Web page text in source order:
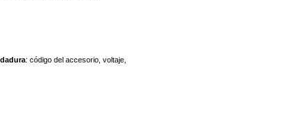
: código del accesorio, voltaje,